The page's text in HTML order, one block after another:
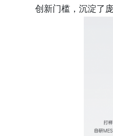
创新门槛，沉淀了